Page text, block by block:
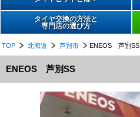
タイヤ交換の方法と
専門店の選び方
TOP 北海道 芦別市 ENEOS 芦別SS
ENEOS 芦別SS